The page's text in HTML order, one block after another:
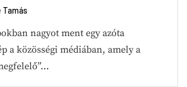
Tamás
nagyot ment egy azóta
a közösségi médiában, amely a